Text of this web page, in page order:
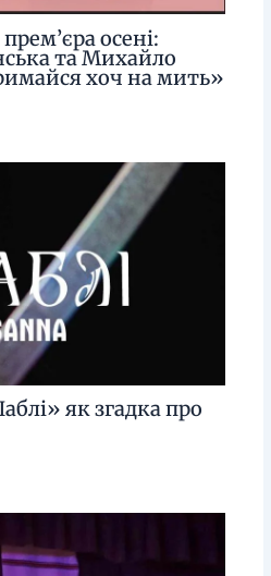
осені:
та Михайло
хоч на мить»
як згадка про